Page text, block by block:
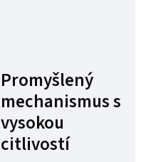
Promyšlený
mechanismus s
vysokou
citlivostí